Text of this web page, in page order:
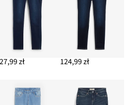
DO KOSZYKA
bootcut i wysokim stanem
zł 124,99 zł